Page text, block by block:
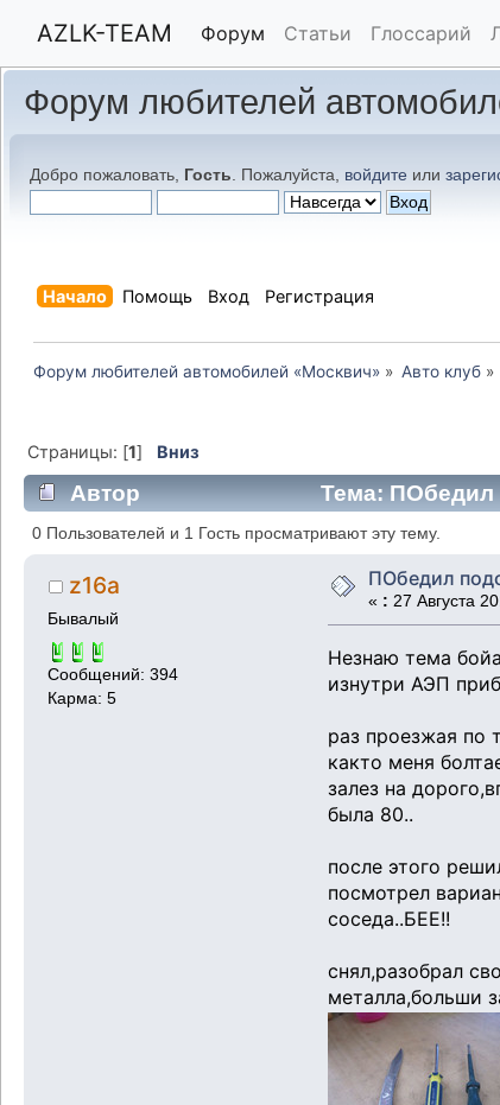
AZLK-TEAM Форум Статьи Глоссарий
Форум любителей
Добро пожаловать, Гость . Пожалуйста, войдите или
Начало Помощь Вход Регистрация
Форум любителей автомобилей «Москвич» » Авто клуб»
Страницы: [1] Вниз
Автор Тема: ПОбедил
0 Пользователей и 1 Гость просматривают эту тему.
z16a
Бывалый
Сообщений: 394
Карма: 5
ПОбедил
« : 27 Августа
Незнаю тема
изнутри АЭП
раз проезжая по
както меня
залез на
была 80..
после этого
посмотрел
соседа..БЕЕ!!
снял,разобрал
металла,больши